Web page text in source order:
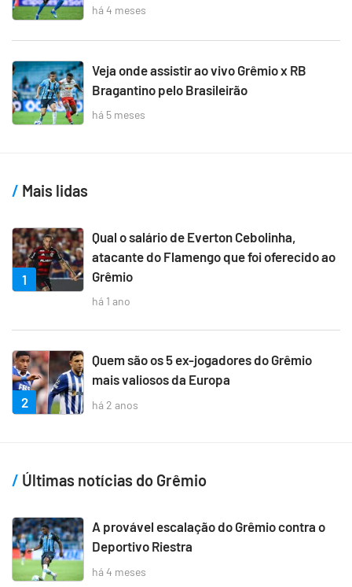
há 4 meses
Veja onde assistir ao vivo Grêmio x RB
Bragantino pelo Brasileirão
há 5 meses
Mais lidas
1
Qual o salário de Everton Cebolinha,
atacante do Flamengo que foi oferecido ao
Grêmio
há 1 ano
2
Quem são os 5 ex-jogadores do Grêmio
mais valiosos da Europa
há 2 anos
Últimas notícias do Grêmio
A provável escalação do Grêmio contra o
Deportivo Riestra
há 4 meses